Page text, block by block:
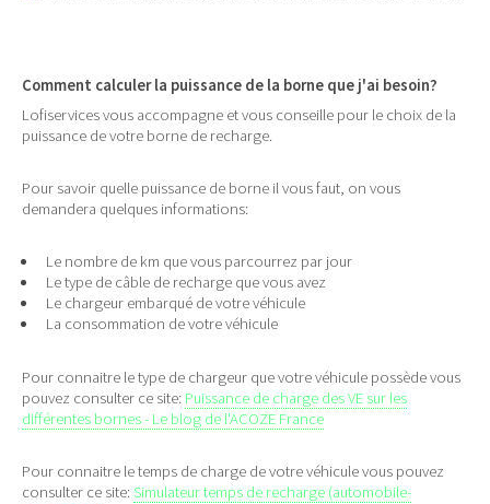
Comment calculer la puissance de la borne que j'ai besoin?
Lofiservices vous accompagne et vous conseille pour le choix de la
puissance de votre borne de recharge.
Pour savoir quelle puissance de borne il vous faut, on vous
demandera quelques informations:
Le nombre de km que vous parcourrez par jour
Le type de câble de recharge que vous avez
Le chargeur embarqué de votre véhicule
La consommation de votre véhicule
Pour connaitre le type de chargeur que votre véhicule possède vous
pouvez consulter ce site: Puissance de charge des VE sur les
différentes bornes - Le blog de l'ACOZE France
Pour connaitre le temps de charge de votre véhicule vous pouvez
consulter ce site: Simulateur temps de recharge (automobile-